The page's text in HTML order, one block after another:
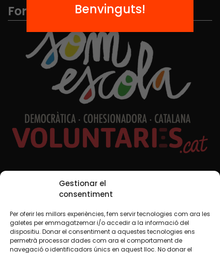
Gestionar el
consentiment
Per oferir les millors experiències, fem servir tecnologies com ara les
galetes per emmagatzemar i/o accedir a la informació del
dispositiu. Donar el consentiment a aquestes tecnologies ens
permetrà processar dades com ara el comportament de
navegació o identificadors únics en aquest lloc. No donar el
Formem part de...
Xarxes Socials
TWT YTB IG FB IN
Benvinguts!